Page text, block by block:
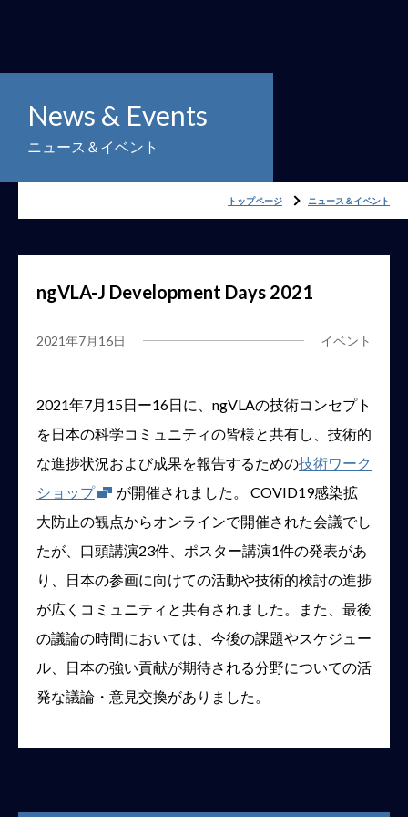
News & Events
ニュース＆イベント
トップページ ニュース＆イベント
ngVLA-J Development Days 2021
2021年7月16日 イベント
2021年7月15日ー16日に、ngVLAの技術コンセプト
を日本の科学コミュニティの皆様と共有し、技術的
な進捗状況および成果を報告するための技術ワーク
ショップOpen in new window
が開催されました。 COVID19感染拡
大防止の観点からオンラインで開催された会議でし
たが、口頭講演23件、ポスター講演1件の発表があ
り、日本の参画に向けての活動や技術的検討の進捗
が広くコミュニティと共有されました。また、最後
の議論の時間においては、今後の課題やスケジュー
ル、日本の強い貢献が期待される分野についての活
発な議論・意見交換がありました。